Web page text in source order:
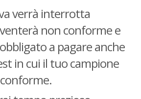
verrà interrotta
non conforme e
a pagare anche
in cui il tuo campione